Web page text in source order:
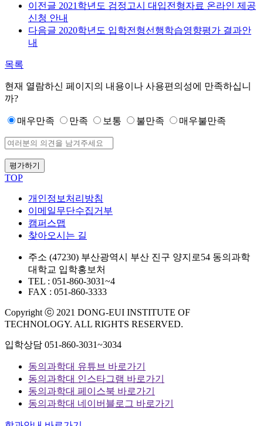
이전글 2021학년도 검정고시 대입전형자료 온라인 제공
신청 안내
다음글 2020학년도 입학전형선행학습영향평가 결과안
내
목록
현재 열람하신 페이지의 내용이나 사용편의성에 만족하십니
까?
매우만족 만족 보통 불만족 매우불만족
평가하기
TOP
개인정보처리방침
이메일무단수집거부
캠퍼스맵
찾아오시는 길
주소 (47230) 부산광역시 부산 진구 양지로54 동의과학
대학교 입학홍보처
TEL : 051-860-3031~4
FAX : 051-860-3333
Copyright ⓒ 2021 DONG-EUI INSTITUTE OF
TECHNOLOGY. ALL RIGHTS RESERVED.
입학상담 051-860-3031~3034
동의과학대 유튜브 바로가기
동의과학대 인스타그램 바로가기
동의과학대 페이스북 바로가기
동의과학대 네이버블로그 바로가기